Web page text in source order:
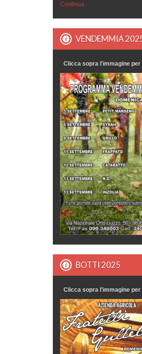
Continua...
VENDEMMIA
Clicca sopra l'immagine
BOTTI 2025
Clicca sopra l'immagine